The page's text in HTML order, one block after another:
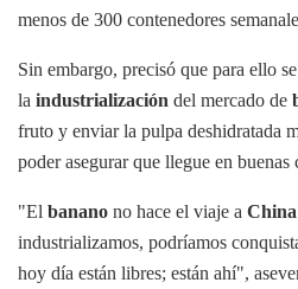
menos de 300 contenedores
Sin embargo, precisó que para ello
la industrialización del mercado de
fruto y enviar la pulpa deshidratada
poder asegurar que llegue en buenas
"El banano no hace el viaje a China
industrializamos, podríamos
hoy día están libres; están ahí",